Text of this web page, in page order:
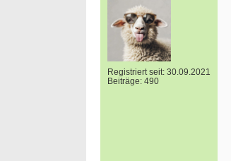
Registriert seit: 30.09.2021
Beiträge: 490